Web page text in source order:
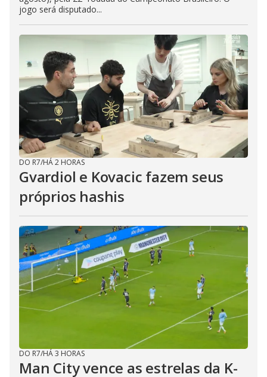
jogo será disputado...
DO R7/HÁ 2 HORAS
Gvardiol e Kovacic fazem seus
próprios hashis
DO R7/HÁ 3 HORAS
Man City vence as estrelas da K-